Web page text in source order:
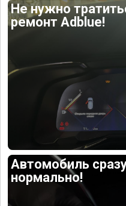
Не нужно
ремонт Adblue!
Автомобиль
нормально!